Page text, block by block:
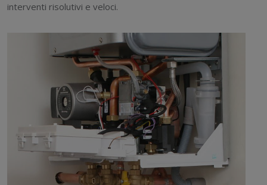
interventi risolutivi e veloci.